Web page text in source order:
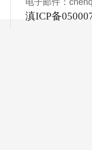
电子邮件：
滇ICP备